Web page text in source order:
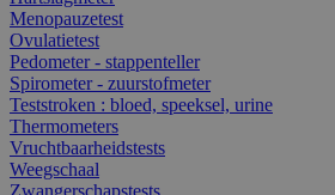
Menopauzetest
Ovulatietest
Pedometer - stappenteller
Spirometer - zuurstofmeter
Teststroken : bloed, speeksel, urine
Thermometers
Vruchtbaarheidstests
Weegschaal
Zwangerschapstests